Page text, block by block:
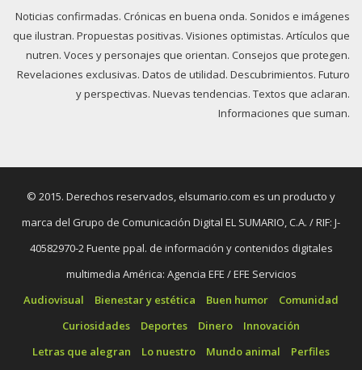
Noticias confirmadas. Crónicas en buena onda. Sonidos e imágenes
que ilustran. Propuestas positivas. Visiones optimistas. Artículos que
nutren. Voces y personajes que orientan. Consejos que protegen.
Revelaciones exclusivas. Datos de utilidad. Descubrimientos. Futuro
y perspectivas. Nuevas tendencias. Textos que aclaran.
Informaciones que suman.
© 2015. Derechos reservados, elsumario.com es un producto y
marca del Grupo de Comunicación Digital EL SUMARIO, C.A. / RIF: J-
40582970-2 Fuente ppal. de información y contenidos digitales
multimedia América: Agencia EFE / EFE Servicios
Audiovisual
Bienestar y estética Buen humor
Comunidad
Curiosidades
Deportes Dinero
Innovación
Letras que alegran
Lo nuestro Mundo animal
Perfiles